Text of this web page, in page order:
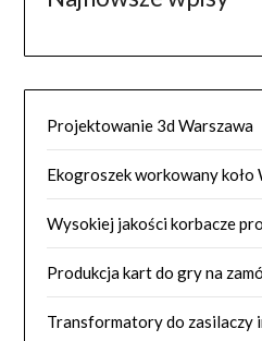
Projektowanie 3d Warszawa
Ekogroszek workowany koło
Wysokiej jakości korbacze
Produkcja kart do gry na
Transformatory do zasilaczy